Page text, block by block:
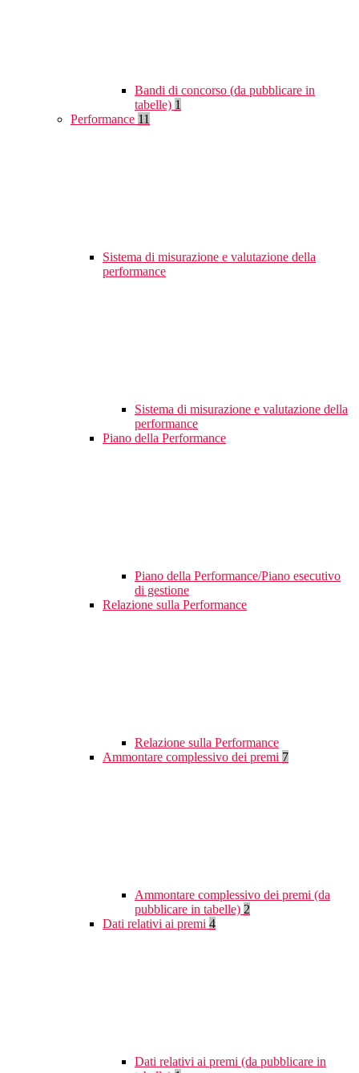
Bandi di concorso (da pubblicare in
tabelle) 1
Performance 11
Sistema di misurazione e valutazione della
performance
Sistema di misurazione e valutazione della
performance
Piano della Performance
Piano della Performance/Piano esecutivo
di gestione
Relazione sulla Performance
Relazione sulla Performance
Ammontare complessivo dei premi 7
Ammontare complessivo dei premi (da
pubblicare in tabelle) 2
Dati relativi ai premi 4
Dati relativi ai premi (da pubblicare in